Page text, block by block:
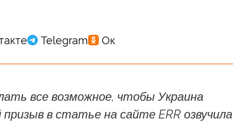
все возможное, чтобы Украина
в статье на сайте ERR озвучила